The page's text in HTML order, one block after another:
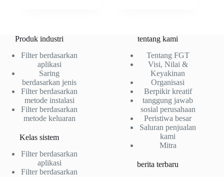
Produk industri
Filter berdasarkan
aplikasi
Saring
berdasarkan jenis
Filter berdasarkan
metode instalasi
Filter berdasarkan
metode keluaran
Kelas sistem
Filter berdasarkan
aplikasi
Filter berdasarkan
tentang kami
Tentang FGT
Visi, Nilai &
Keyakinan
Organisasi
Berpikir kreatif
tanggung jawab
sosial perusahaan
Peristiwa besar
Saluran penjualan
kami
Mitra
berita terbaru